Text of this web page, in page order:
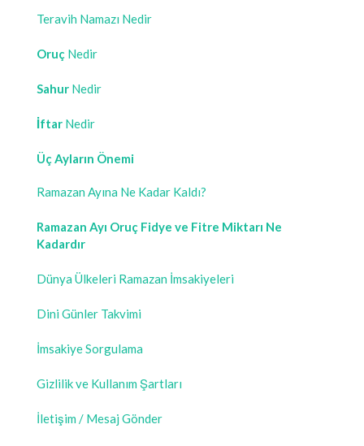
Teravih Namazı Nedir
Oruç Nedir
Sahur Nedir
İftar Nedir
Üç Ayların Önemi
Ramazan Ayına Ne Kadar Kaldı?
Ramazan Ayı Oruç Fidye ve Fitre Miktarı Ne
Kadardır
Dünya Ülkeleri Ramazan İmsakiyeleri
Dini Günler Takvimi
İmsakiye Sorgulama
Gizlilik ve Kullanım Şartları
İletişim / Mesaj Gönder